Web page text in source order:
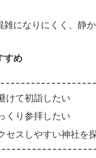
になりにくく、静
すめ
けて初詣したい
くり参拝したい
セスしやすい神社を